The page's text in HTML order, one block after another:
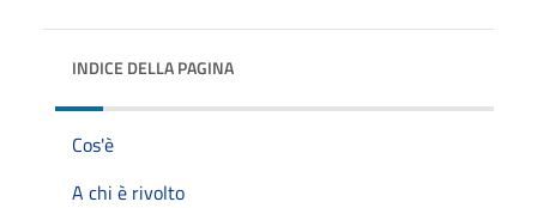
INDICE DELLA PAGINA
Cos'è
A chi è rivolto